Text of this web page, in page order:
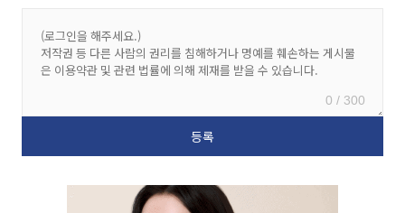
0 / 300